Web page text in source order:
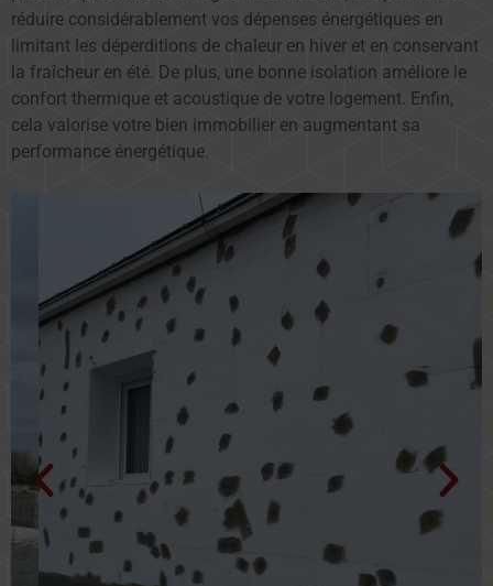
réduire considérablement vos dépenses énergétiques en
limitant les déperditions de chaleur en hiver et en conservant
la fraîcheur en été. De plus, une bonne isolation améliore le
confort thermique et acoustique de votre logement. Enfin,
cela valorise votre bien immobilier en augmentant sa
performance énergétique.